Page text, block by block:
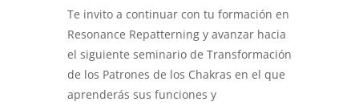
Te invito a continuar con tu formación en
Resonance Repatterning y avanzar hacia
el siguiente seminario de Transformación
de los Patrones de los Chakras en el que
aprenderás sus funciones y